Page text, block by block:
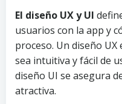
El diseño UX y UI
usuarios con la app y
proceso. Un diseño
sea intuitiva y fácil de
diseño UI se asegura
atractiva.